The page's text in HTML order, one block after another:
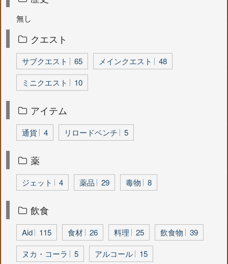
無し
クエスト
サブクエスト 65 メインクエスト
48
ミニクエスト
10
アイテム
通貨 4 リロードベンチ 5
薬
ジェット 4 薬品 29 毒物 8
飲食
Aid 115 食材 26 料理 25 飲食物
39
ヌカ・コーラ
5 アルコール 15